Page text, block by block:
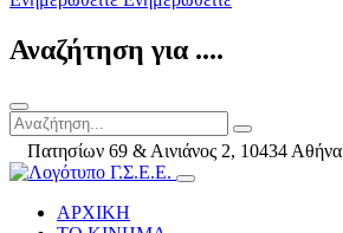
Αναζήτηση για ....
Πατησίων 69 & Αινιάνος 2, 10434 Αθήνα
ΑΡΧΙΚΗ